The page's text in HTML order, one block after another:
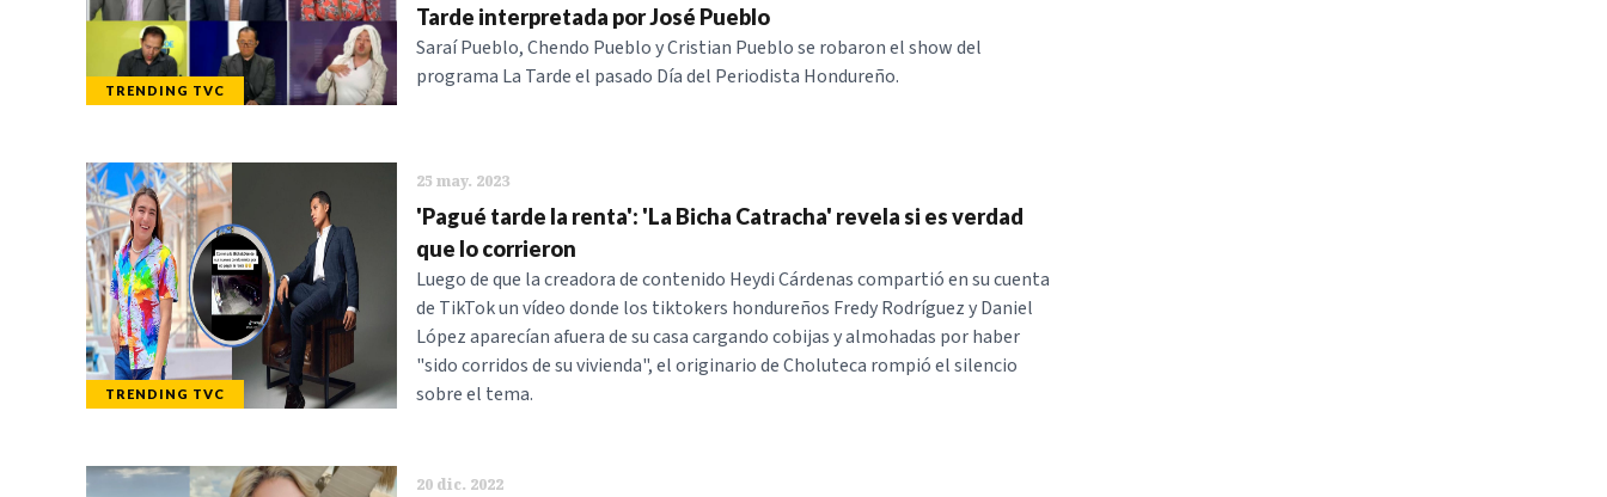
TRENDING TVC
Tarde interpretada por José Pueblo
Saraí Pueblo, Chendo Pueblo y Cristian Pueblo se robaron el show del
programa La Tarde el pasado Día del Periodista Hondureño.
TRENDING TVC
25 may. 2023
'Pagué tarde la renta': 'La Bicha Catracha' revela si es verdad
que lo corrieron
Luego de que la creadora de contenido Heydi Cárdenas compartió en su cuenta
de TikTok un vídeo donde los tiktokers hondureños Fredy Rodríguez y Daniel
López aparecían afuera de su casa cargando cobijas y almohadas por haber
"sido corridos de su vivienda", el originario de Choluteca rompió el silencio
sobre el tema.
20 dic. 2022